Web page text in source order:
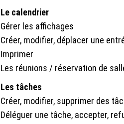
Le calendrier
Gérer les affichages
Créer, modifier, déplacer une
Imprimer
Les réunions / réservation de
Les tâches
Créer, modifier, supprimer des
Déléguer une tâche, accepter,